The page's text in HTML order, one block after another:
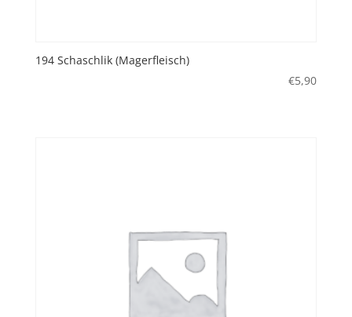
194 Schaschlik (Magerfleisch)
€5,90